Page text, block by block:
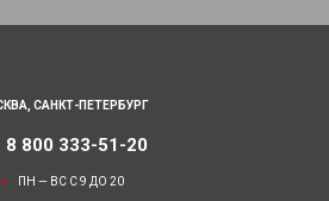
САНКТ-ПЕТЕРБУРГ
8 800 333-51-20
ПН — ВС С 9 ДО 20